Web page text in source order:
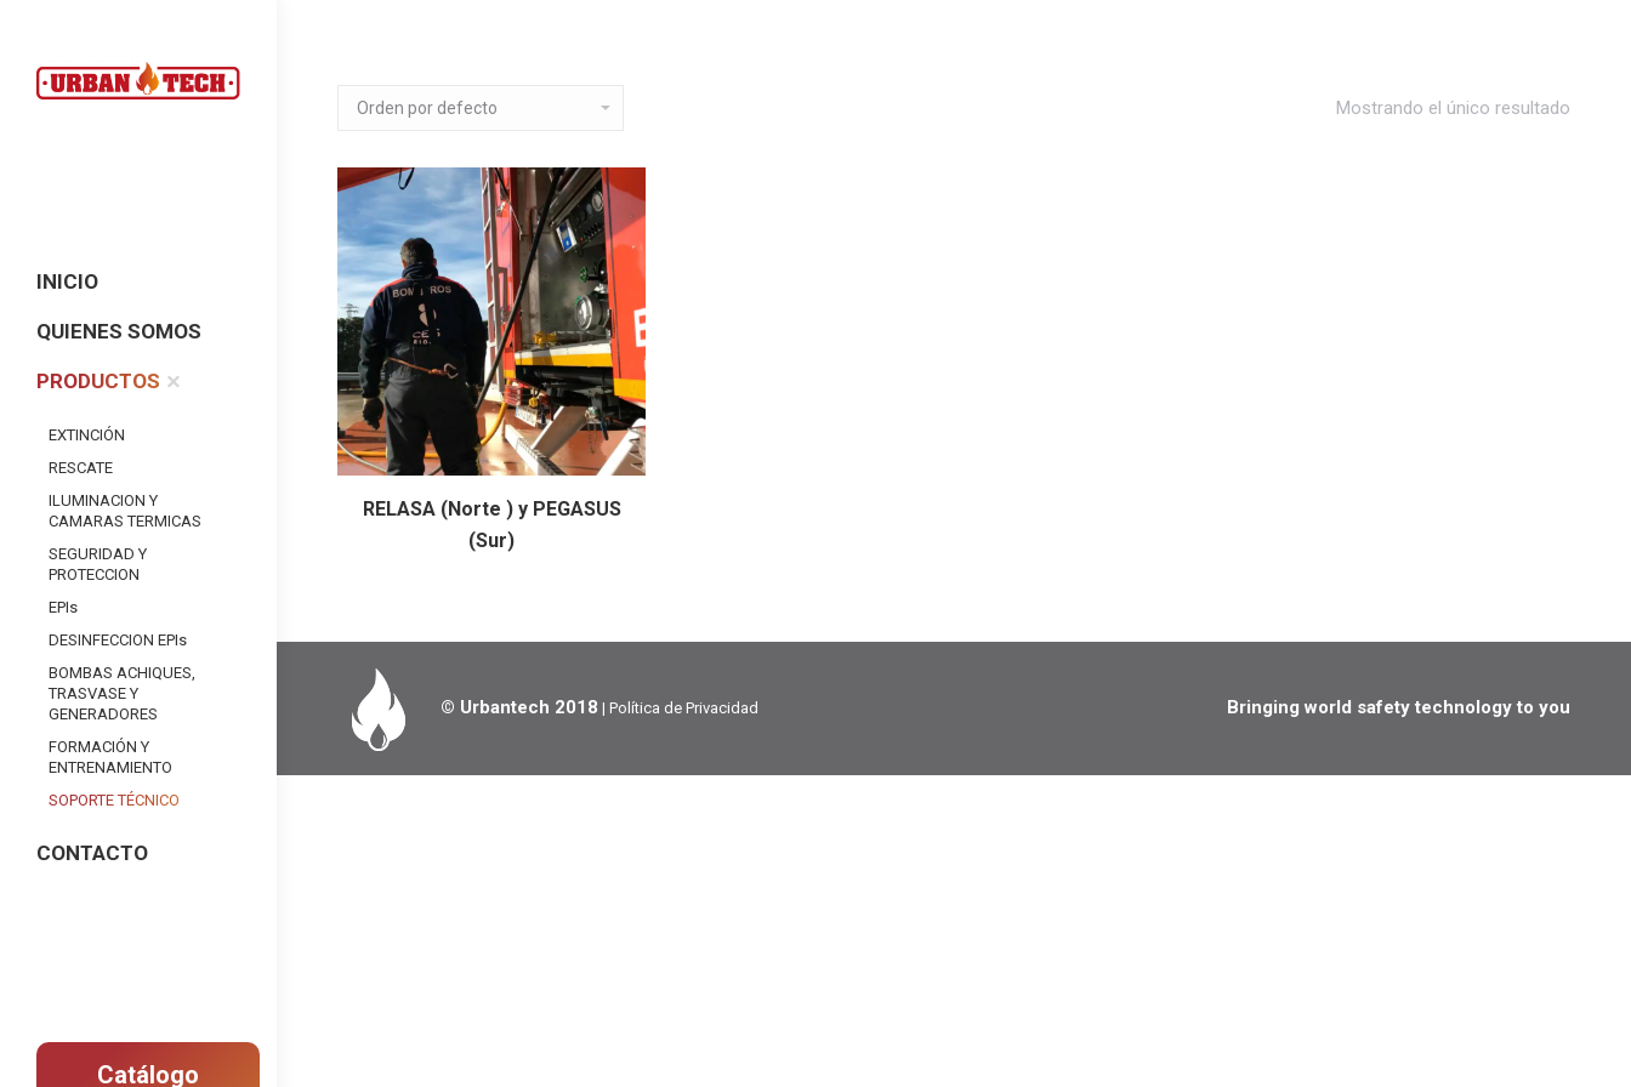
INICIO
QUIENES SOMOS
PRODUCTOS
EXTINCIÓN
RESCATE
ILUMINACION Y
CAMARAS TERMICAS
SEGURIDAD Y
PROTECCION
EPIs
DESINFECCION EPIs
BOMBAS ACHIQUES,
TRASVASE Y
GENERADORES
FORMACIÓN Y
ENTRENAMIENTO
SOPORTE TÉCNICO
CONTACTO
Catálogo
Mostrando el único resultado
RELASA (Norte ) y PEGASUS
(Sur)
© Urbantech 2018 |Política de Privacidad Bringing world safety technology to you